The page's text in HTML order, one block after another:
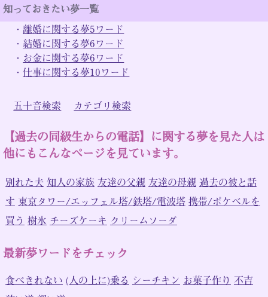
知っておきたい夢一覧
・ 離婚に関する夢5ワード
・ 結婚に関する夢6ワード
・ お金に関する夢6ワード
・仕事に関する夢10ワード
五十音検索 カテゴリ検索
【過去の同級生からの電話】に関する夢を見た人は
他にもこんなページを見ています。
別れた夫 知人の家族 友達の父親 友達の母親 過去の彼と話
す 東京タワー/エッフェル塔/鉄塔/電波塔 携帯/ポケベルを
買う 樹氷 チーズケーキ クリームソーダ
最新夢ワードをチェック
食べきれない (人の上に)乗る シーチキン お菓子作り 不吉